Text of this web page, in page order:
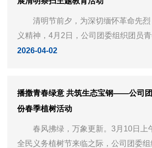
清明节前夕，为深切缅怀革命先
义精神，4月2日，公司团委组织团员
烈士陵园和淞沪抗战纪念馆，开展“缅
2026-04-02
播撒青春绿意 共筑生态宝钢——公司
份春季植树活动
春风拂绿，万象更新。3月10日上
全民义务植树节来临之际，公司团委